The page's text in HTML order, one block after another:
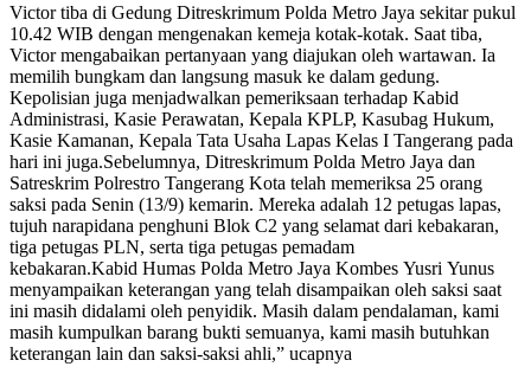
Victor tiba di Gedung Ditreskrimum Polda Metro Jaya sekitar pukul
10.42 WIB dengan mengenakan kemeja kotak-kotak. Saat tiba,
Victor mengabaikan pertanyaan yang diajukan oleh wartawan. Ia
memilih bungkam dan langsung masuk ke dalam gedung.
Kepolisian juga menjadwalkan pemeriksaan terhadap Kabid
Administrasi, Kasie Perawatan, Kepala KPLP, Kasubag Hukum,
Kasie Kamanan, Kepala Tata Usaha Lapas Kelas I Tangerang pada
hari ini juga.Sebelumnya, Ditreskrimum Polda Metro Jaya dan
Satreskrim Polrestro Tangerang Kota telah memeriksa 25 orang
saksi pada Senin (13/9) kemarin. Mereka adalah 12 petugas lapas,
tujuh narapidana penghuni Blok C2 yang selamat dari kebakaran,
tiga petugas PLN, serta tiga petugas pemadam
kebakaran.Kabid Humas Polda Metro Jaya Kombes Yusri Yunus
menyampaikan keterangan yang telah disampaikan oleh saksi saat
ini masih didalami oleh penyidik. Masih dalam pendalaman, kami
masih kumpulkan barang bukti semuanya, kami masih butuhkan
keterangan lain dan saksi-saksi ahli,” ucapnya